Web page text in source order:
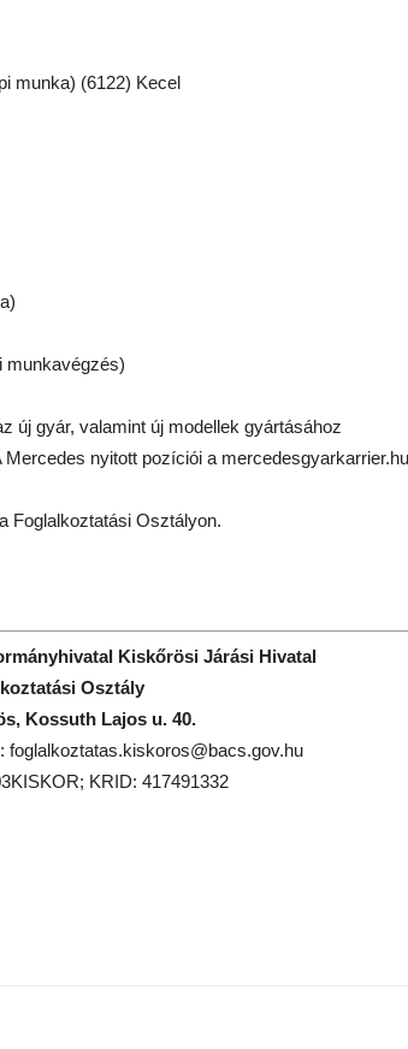
munka) (6122) Kecel
munkavégzés)
új gyár, valamint új modellek gyártásához
nyitott pozíciói a mercedesgyarkarrier.hu
Foglalkoztatási Osztályon.
Kiskőrösi Járási Hivatal
Osztály
Kossuth Lajos u. 40.
foglalkoztatas.kiskoros@bacs.gov.hu
KRID: 417491332